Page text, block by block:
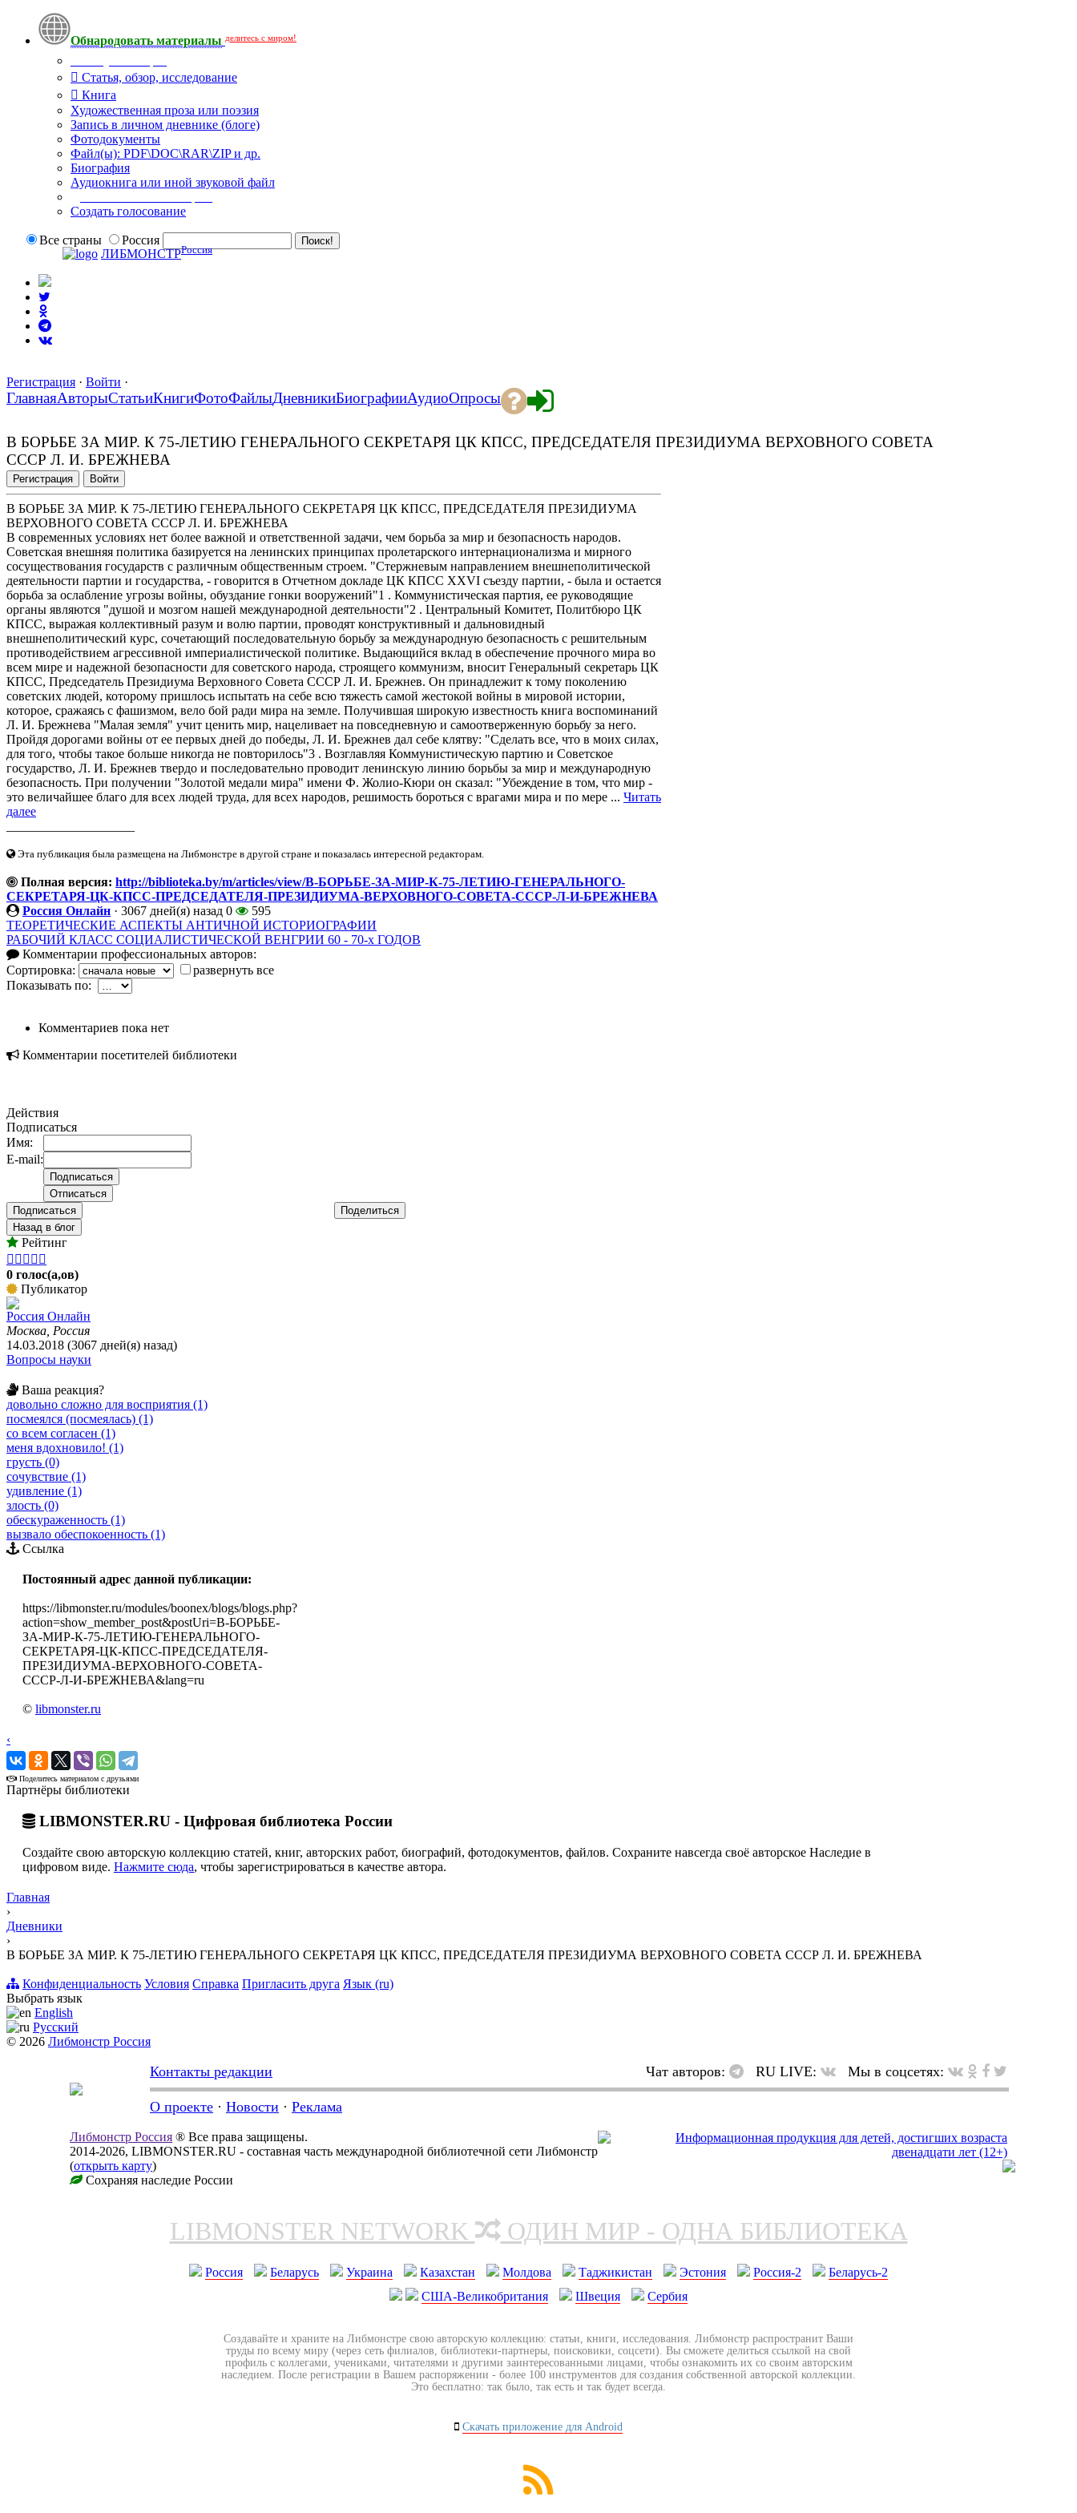
Обнародовать материалы делитесь с миром!
Статья, обзор, исследование
Книга
Художественная проза или поэзия
Запись в личном дневнике (блоге)
Фотодокументы
Файл(ы): PDF\DOC\RAR\ZIP и др.
Биография
Аудиокнига или иной звуковой файл
Создать голосование
Все страны
Россия
ЛИБМОНСТРРоссия
Регистрация · Войти ·
ГлавнаяАвторыСтатьиКнигиФотоФайлыДневникиБиографииАудиоОпросы
В БОРЬБЕ ЗА МИР. К 75-ЛЕТИЮ ГЕНЕРАЛЬНОГО СЕКРЕТАРЯ ЦК КПСС, ПРЕДСЕДАТЕЛЯ ПРЕЗИДИУМА ВЕРХОВНОГО СОВЕТА
СССР Л. И. БРЕЖНЕВА
Регистрация Войти
В БОРЬБЕ ЗА МИР. К 75-ЛЕТИЮ ГЕНЕРАЛЬНОГО СЕКРЕТАРЯ ЦК КПСС, ПРЕДСЕДАТЕЛЯ ПРЕЗИДИУМА
ВЕРХОВНОГО СОВЕТА СССР Л. И. БРЕЖНЕВА
В современных условиях нет более важной и ответственной задачи, чем борьба за мир и безопасность народов.
Советская внешняя политика базируется на ленинских принципах пролетарского интернационализма и мирного
сосуществования государств с различным общественным строем. "Стержневым направлением внешнеполитической
деятельности партии и государства, - говорится в Отчетном докладе ЦК КПСС XXVI съезду партии, - была и остается
борьба за ослабление угрозы войны, обуздание гонки вооружений"1 . Коммунистическая партия, ее руководящие
органы являются "душой и мозгом нашей международной деятельности"2 . Центральный Комитет, Политбюро ЦК
КПСС, выражая коллективный разум и волю партии, проводят конструктивный и дальновидный
внешнеполитический курс, сочетающий последовательную борьбу за международную безопасность с решительным
противодействием агрессивной империалистической политике. Выдающийся вклад в обеспечение прочного мира во
всем мире и надежной безопасности для советского народа, строящего коммунизм, вносит Генеральный секретарь ЦК
КПСС, Председатель Президиума Верховного Совета СССР Л. И. Брежнев. Он принадлежит к тому поколению
советских людей, которому пришлось испытать на себе всю тяжесть самой жестокой войны в мировой истории,
которое, сражаясь с фашизмом, вело бой ради мира на земле. Получившая широкую известность книга воспоминаний
Л. И. Брежнева "Малая земля" учит ценить мир, нацеливает на повседневную и самоотверженную борьбу за него.
Пройдя дорогами войны от ее первых дней до победы, Л. И. Брежнев дал себе клятву: "Сделать все, что в моих силах,
для того, чтобы такое больше никогда не повторилось"3 . Возглавляя Коммунистическую партию и Советское
государство, Л. И. Брежнев твердо и последовательно проводит ленинскую линию борьбы за мир и международную
безопасность. При получении "Золотой медали мира" имени Ф. Жолио-Кюри он сказал: "Убеждение в том, что мир -
это величайшее благо для всех людей труда, для всех народов, решимость бороться с врагами мира и по мере ... Читать
далее
Эта публикация была размещена на Либмонстре в другой стране и показалась интересной редакторам.
Полная версия: http://biblioteka.by/m/articles/view/В-БОРЬБЕ-ЗА-МИР-К-75-ЛЕТИЮ-ГЕНЕРАЛЬНОГО-
СЕКРЕТАРЯ-ЦК-КПСС-ПРЕДСЕДАТЕЛЯ-ПРЕЗИДИУМА-ВЕРХОВНОГО-СОВЕТА-СССР-Л-И-БРЕЖНЕВА
Россия Онлайн · 3067 дней(я) назад 0
595
ТЕОРЕТИЧЕСКИЕ АСПЕКТЫ АНТИЧНОЙ ИСТОРИОГРАФИИ
РАБОЧИЙ КЛАСС СОЦИАЛИСТИЧЕСКОЙ ВЕНГРИИ 60 - 70-х ГОДОВ
Комментарии профессиональных авторов:
Сортировка:
развернуть все
Показывать по:
Комментариев пока нет
Комментарии посетителей библиотеки
Действия
Подписаться
Имя:
E-mail:
Подписаться
Поделиться
Назад в блог
Рейтинг
    
0 голос(а,ов)
Публикатор
Россия Онлайн
Москва, Россия
14.03.2018 (3067 дней(я) назад)
Вопросы науки
Ваша реакция?
довольно сложно для восприятия (1)
посмеялся (посмеялась) (1)
со всем согласен (1)
меня вдохновило! (1)
грусть (0)
сочувствие (1)
удивление (1)
злость (0)
обескураженность (1)
вызвало обеспокоенность (1)
Ссылка
Постоянный адрес данной публикации:
https://libmonster.ru/modules/boonex/blogs/blogs.php?
action=show_member_post&postUri=В-БОРЬБЕ-
ЗА-МИР-К-75-ЛЕТИЮ-ГЕНЕРАЛЬНОГО-
СЕКРЕТАРЯ-ЦК-КПСС-ПРЕДСЕДАТЕЛЯ-
ПРЕЗИДИУМА-ВЕРХОВНОГО-СОВЕТА-
СССР-Л-И-БРЕЖНЕВА&lang=ru
© libmonster.ru
‹
›
Поделитесь материалом с друзьями
Партнёры библиотеки
LIBMONSTER.RU - Цифровая библиотека России
Создайте свою авторскую коллекцию статей, книг, авторских работ, биографий, фотодокументов, файлов. Сохраните навсегда своё авторское Наследие в
цифровом виде. Нажмите сюда, чтобы зарегистрироваться в качестве автора.
Главная
›
Дневники
›
В БОРЬБЕ ЗА МИР. К 75-ЛЕТИЮ ГЕНЕРАЛЬНОГО СЕКРЕТАРЯ ЦК КПСС, ПРЕДСЕДАТЕЛЯ ПРЕЗИДИУМА ВЕРХОВНОГО СОВЕТА СССР Л. И. БРЕЖНЕВА
Конфиденциальность Условия Справка Пригласить друга Язык (ru)
Выбрать язык
English
Русский
© 2026 Либмонстр Россия
Контакты редакции Чат авторов: RU LIVE: Мы в соцсетях:
О проекте · Новости · Реклама
Либмонстр Россия ® Все права защищены.
2014-2026, LIBMONSTER.RU - составная часть международной библиотечной сети Либмонстр
(открыть карту)
Сохраняя наследие России
LIBMONSTER NETWORK ОДИН МИР - ОДНА БИБЛИОТЕКА
Россия Беларусь Украина Казахстан Молдова Таджикистан Эстония Россия-2
Беларусь-2
США-Великобритания
Швеция Сербия
Создавайте и храните на Либмонстре свою авторскую коллекцию: статьи, книги, исследования. Либмонстр распространит Ваши
труды по всему миру (через сеть филиалов, библиотеки-партнеры, поисковики, соцсети). Вы сможете делиться ссылкой на свой
профиль с коллегами, учениками, читателями и другими заинтересованными лицами, чтобы ознакомить их со своим авторским
наследием. После регистрации в Вашем распоряжении - более 100 инструментов для создания собственной авторской коллекции.
Это бесплатно: так было, так есть и так будет всегда.
Скачать приложение для Android